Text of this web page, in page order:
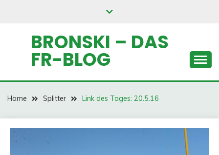
BRONSKI – DAS
FR-BLOG
Home Splitter Link des Tages: 20.5.16